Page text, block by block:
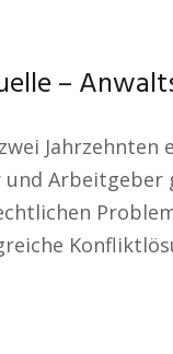
–
Arbeitgeber